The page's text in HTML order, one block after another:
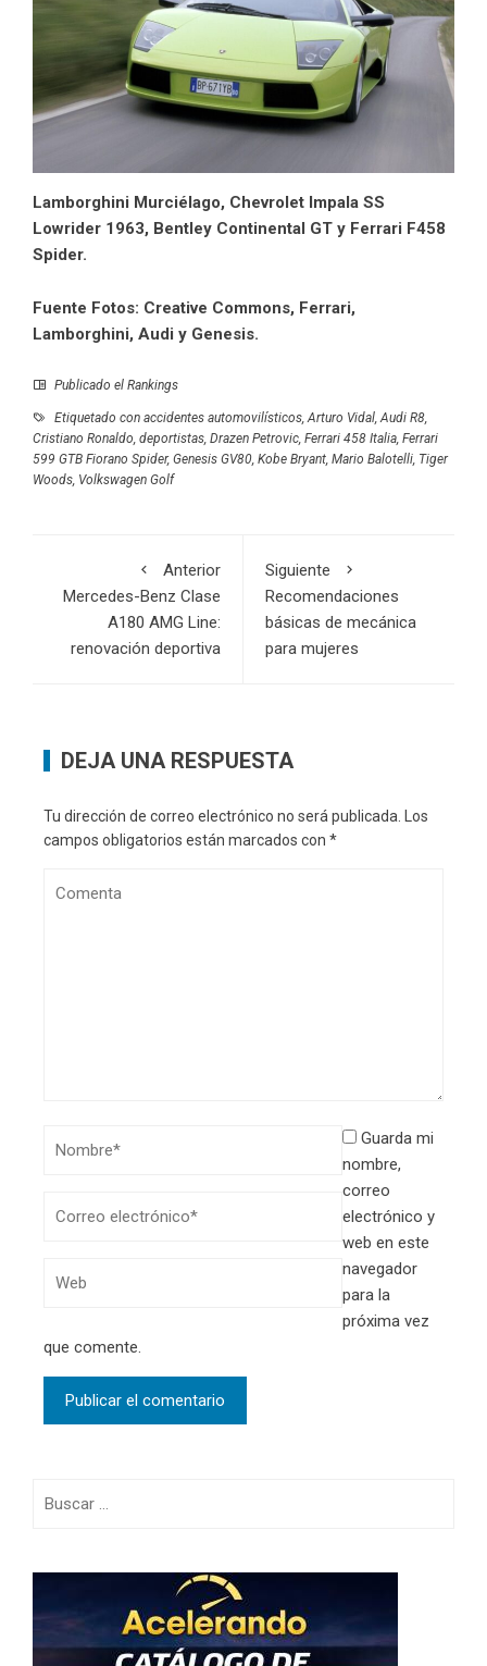
Lamborghini Murciélago, Chevrolet Impala SS
Lowrider 1963, Bentley Continental GT y Ferrari F458
Spider.
Fuente Fotos: Creative Commons, Ferrari,
Lamborghini, Audi y Genesis.
Publicado el Rankings
Etiquetado con accidentes automovilísticos,Arturo Vidal,Audi R8,
Cristiano Ronaldo, deportistas, Drazen Petrovic, Ferrari 458 Italia, Ferrari
599 GTB Fiorano Spider, Genesis GV80, Kobe Bryant, Mario Balotelli, Tiger
Woods, Volkswagen Golf
Anterior
Mercedes-Benz Clase
A180 AMG Line:
renovación deportiva
Siguiente
Recomendaciones
básicas de mecánica
para mujeres
DEJA UNA RESPUESTA
Tu dirección de correo electrónico no será publicada.
Los
campos obligatorios están marcados con *
Guarda mi
nombre,
correo
electrónico y
web en este
navegador
para la
próxima vez
que comente.